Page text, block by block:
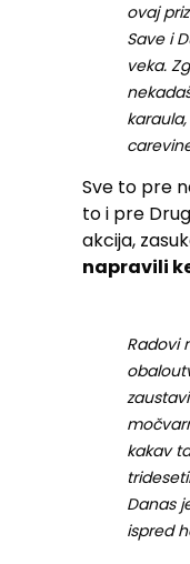
ovaj
Save i
veka.
Sve to pre
to i pre
akcija,
napravili
Radovi
kakav
Danas
ispred